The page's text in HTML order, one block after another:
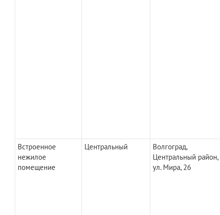
Встроенное
нежилое
помещение
Центральный
Волгоград,
Центральный район,
ул. Мира, 26